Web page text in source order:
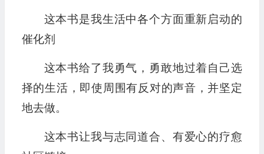
这本书是我生活中各个方面重新启动的
催化剂
这本书给了我勇气，勇敢地过着自己选
择的生活，即使周围有反对的声音，并坚定
地去做。
这本书让我与志同道合、有爱心的疗愈